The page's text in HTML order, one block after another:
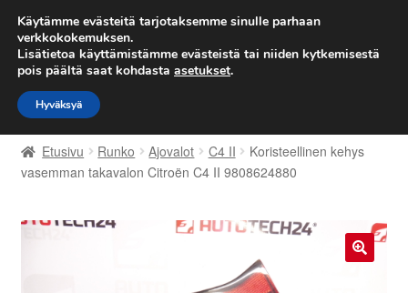
TOIMITUS alkaen 7 EUR
Siirry
navigointiin
Siirry
sisältöön
Etusivu
Kärry
Etusivu Runko Ajovalot C4 II
Koristeellinen kehys
vasemman takavalon Citroën C4 II 9808624880
Käytämme evästeitä tarjotaksemme sinulle parhaan
verkkokokemuksen.
Lisätietoa käyttämistämme evästeistä tai niiden kytkemisestä
pois päältä saat kohdasta asetukset.
Hyväksyä